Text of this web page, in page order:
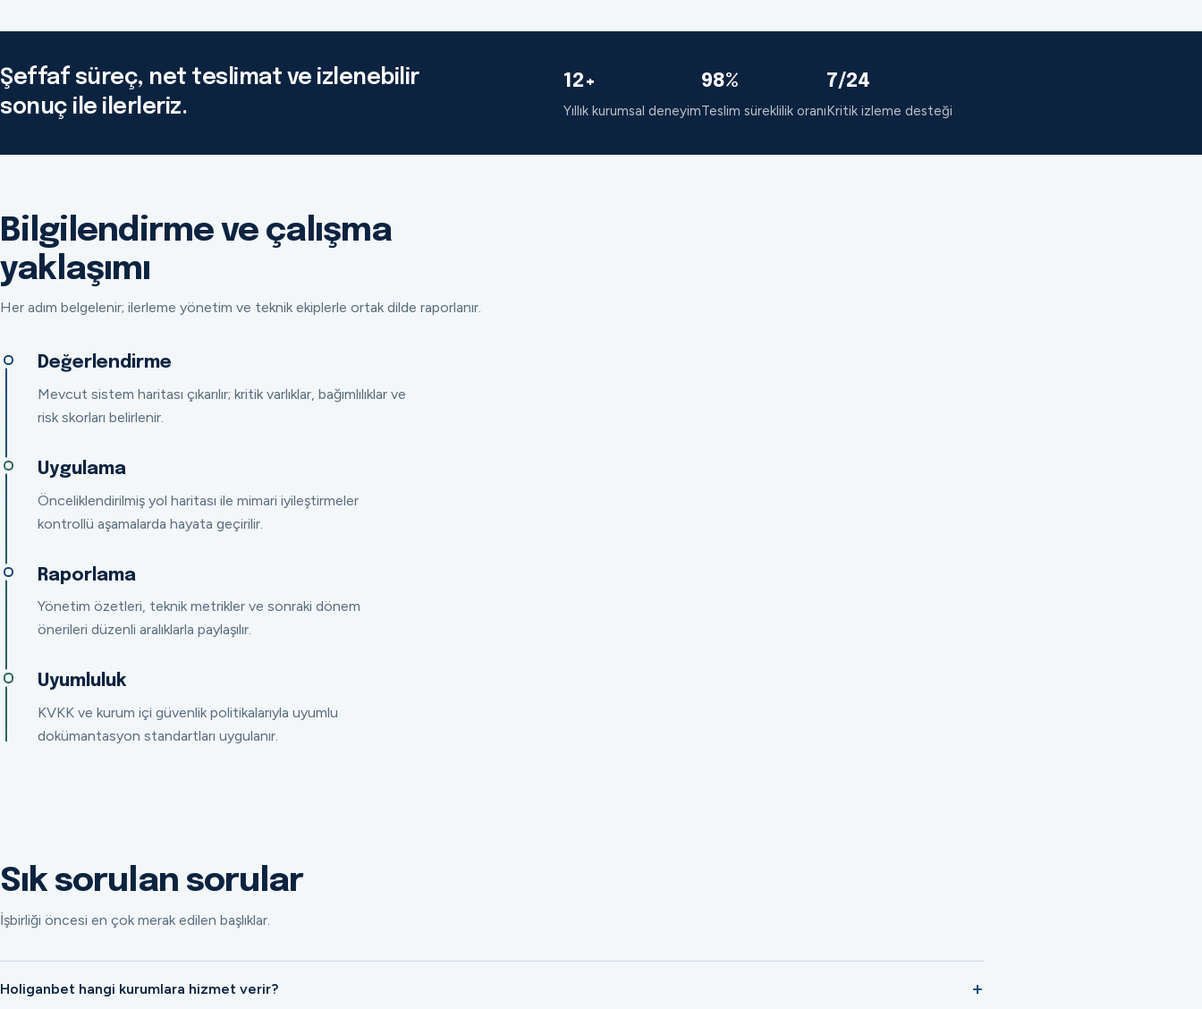
Şeffaf süreç, net teslimat ve izlenebilir
sonuç ile ilerleriz.
12+
Yıllık kurumsal deneyim
98%
Teslim süreklilik oranı
7/24
Kritik izleme desteği
Bilgilendirme ve çalışma
yaklaşımı
Her adım belgelenir; ilerleme yönetim ve teknik ekiplerle ortak dilde raporlanır.
Değerlendirme
Mevcut sistem haritası çıkarılır; kritik varlıklar, bağımlılıklar ve
risk skorları belirlenir.
Uygulama
Önceliklendirilmiş yol haritası ile mimari iyileştirmeler
kontrollü aşamalarda hayata geçirilir.
Raporlama
Yönetim özetleri, teknik metrikler ve sonraki dönem
önerileri düzenli aralıklarla paylaşılır.
Uyumluluk
KVKK ve kurum içi güvenlik politikalarıyla uyumlu
dokümantasyon standartları uygulanır.
Sık sorulan sorular
İşbirliği öncesi en çok merak edilen başlıklar.
Holiganbet hangi kurumlara hizmet verir?